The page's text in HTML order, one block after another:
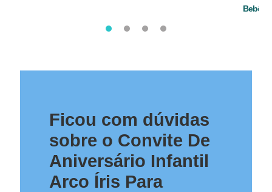
Bebê
Ficou com dúvidas
sobre o Convite De
Aniversário Infantil
Arco Íris Para